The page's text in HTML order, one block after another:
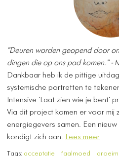
"Deuren worden geopend door
dingen die op ons pad komen." -
​Dankbaar heb ik de pittige
systemische portretten te
Intensive 'Laat zien wie je bent'
Via dit project komen er voor mij
energiegevers samen. Een
kondigt zich aan. Lees meer
Tags: acceptatie faalmoed